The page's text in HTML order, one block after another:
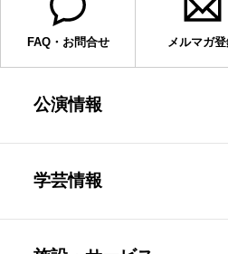
FAQ・お問合せ メルマガ
公演情報
学芸情報